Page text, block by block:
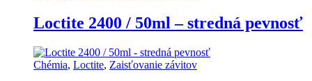
Loctite 2400 / 50ml – stredná pevnosť
Chémia, Loctite, Zaisťovanie závitov